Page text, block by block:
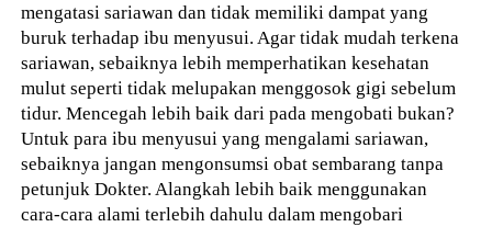
mengatasi sariawan dan tidak memiliki dampat yang
buruk terhadap ibu menyusui. Agar tidak mudah terkena
sariawan, sebaiknya lebih memperhatikan kesehatan
mulut seperti tidak melupakan menggosok gigi sebelum
tidur. Mencegah lebih baik dari pada mengobati bukan?
Untuk para ibu menyusui yang mengalami sariawan,
sebaiknya jangan mengonsumsi obat sembarang tanpa
petunjuk Dokter. Alangkah lebih baik menggunakan
cara-cara alami terlebih dahulu dalam mengobari